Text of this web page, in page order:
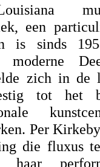
een
is sinds
moderne
zich in de
tot het
Per
die fluxus